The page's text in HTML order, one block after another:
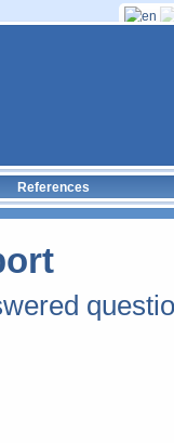
References